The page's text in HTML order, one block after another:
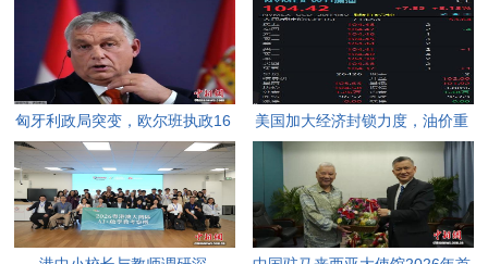
匈牙利政局突变，欧尔班执政16
年终结。
美国加大经济封锁力度，油价重
返100美元高点，黄金价格急
跌，日韩主要股指开盘走低。